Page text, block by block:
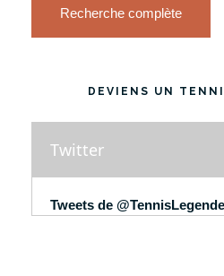
Recherche complète
DEVIENS UN
Twitter
Tweets de @TennisLegende